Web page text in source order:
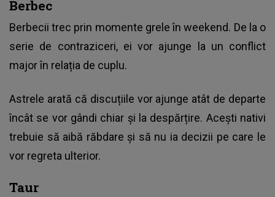
Berbec
Berbecii trec prin momente grele în weekend. De la o
serie de contraziceri, ei vor ajunge la un conflict
major în relația de cuplu.
Astrele arată că discuțiile vor ajunge atât de departe
încât se vor gândi chiar și la despărțire. Acești nativi
trebuie să aibă răbdare și să nu ia decizii pe care le
vor regreta ulterior.
Taur